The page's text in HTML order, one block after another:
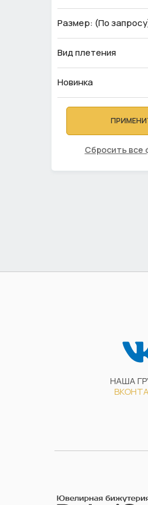
Размер: (По
Вид плетения
Новинка
Сбросить все
НАША